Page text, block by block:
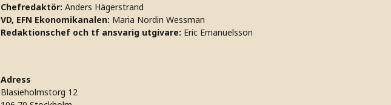
Chefredaktör: Anders Hägerstrand
VD, EFN Ekonomikanalen: Maria Nordin Wessman
Redaktionschef och tf ansvarig utgivare: Eric Emanuelsson
Adress
Blasieholmstorg 12